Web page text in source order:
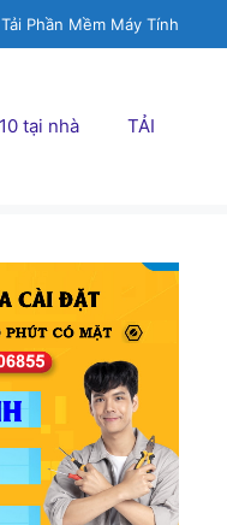
Tải Phần Mềm Máy Tính
tại nhà TẢI